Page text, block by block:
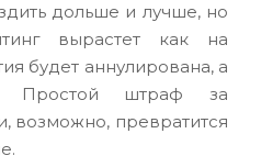
дольше и лучше, но
вырастет как на
будет аннулирована, а
Простой штраф за
возможно, превратится